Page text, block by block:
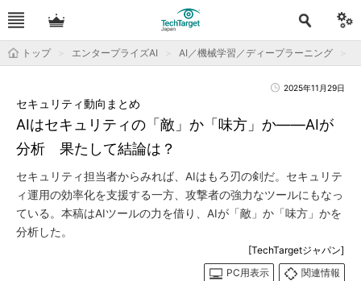
トップ エンタープライズAI AI／機械学習／ディープラーニング
2025年11月29日
AIはセキュリティの「敵」か「味方」か――AIが
分析 果たして結論は？
セキュリティ動向まとめ
セキュリティ担当者からみれば、AIはもろ刃の剣だ。セキュリテ
ィ運用の効率化を支援する一方、攻撃者の強力なツールにもなっ
ている。本稿はAIツールの力を借り、AIが「敵」か「味方」かを
分析した。
[TechTargetジャパン]
PC用表示
関連情報